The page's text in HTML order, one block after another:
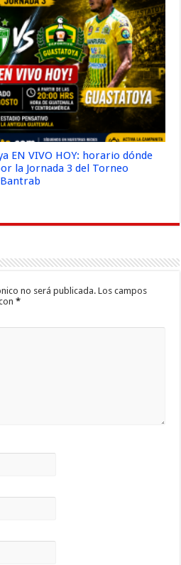
EN VIVO HOY: horario dónde
la Jornada 3 del Torneo
no será publicada. Los campos
*